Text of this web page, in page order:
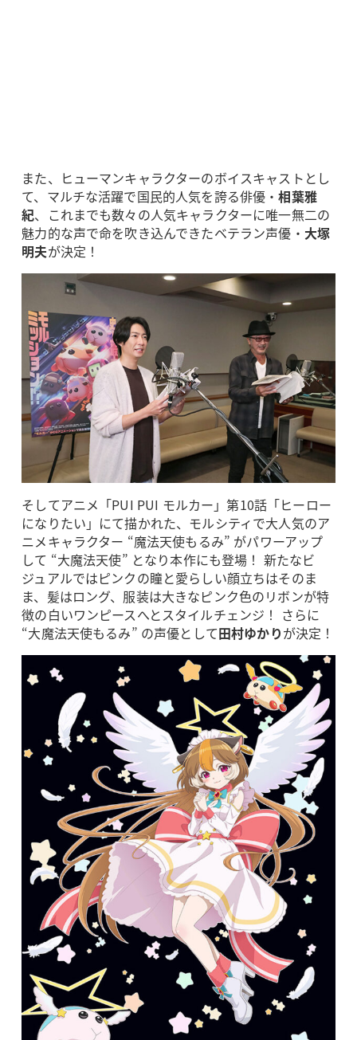
また、ヒューマンキャラクターのボイスキャストとし
て、マルチな活躍で国民的人気を誇る俳優・相葉雅
紀、これまでも数々の人気キャラクターに唯一無二の
魅力的な声で命を吹き込んできたベテラン声優・ 大塚
明夫が決定！
そしてアニメ「PUI PUI モルカー」第10話「ヒーロー
になりたい」にて描かれた、モルシティで大人気のア
ニメキャラクター “魔法天使もるみ” がパワーアップ
して “大魔法天使” となり本作にも登場！ 新たなビ
ジュアルではピンクの瞳と愛らしい顔立ちはそのま
ま、髪はロング、服装は大きなピンク色のリボンが特
徴の白いワンピースへとスタイルチェンジ！ さらに
“大魔法天使もるみ” の声優として田村ゆかりが決定！